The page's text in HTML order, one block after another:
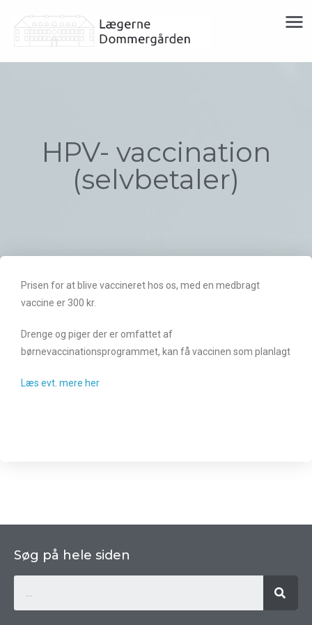
HPV- vaccination
(selvbetaler)
Prisen for at blive vaccineret hos os, med en medbragt
vaccine er 300 kr.
Drenge og piger der er omfattet af
børnevaccinationsprogrammet, kan få vaccinen som planlagt
Læs evt. mere her
Søg på hele siden